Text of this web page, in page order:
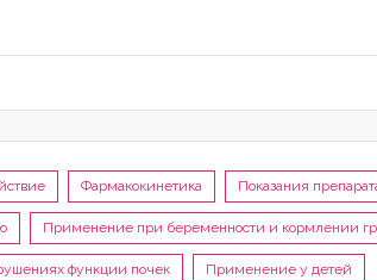
Фармакокинетика Показания
Применение при беременности и кормлении
функции почек Применение у детей